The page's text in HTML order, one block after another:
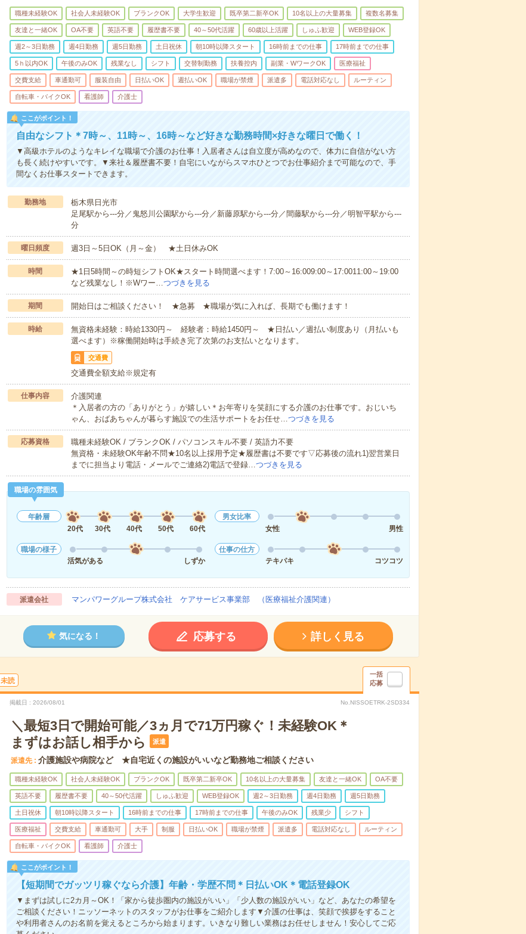
職種未経験OK 社会人未経験OK ブランクOK 大学生歓迎 既卒第二新卒OK 10名以上の大量募集 複数名募集
友達と一緒OK OA不要 英語不要 履歴書不要 40～50代活躍 60歳以上活躍 しゅふ歓迎 WEB登録OK
週2～3日勤務 週4日勤務 週5日勤務 土日祝休 朝10時以降スタート 16時前までの仕事 17時前までの仕事
5ｈ以内OK 午後のみOK 残業なし シフト 交替制勤務 扶養控内 副業・WワークOK 医療福祉
交費支給 車通勤可 服装自由 日払いOK 週払いOK 職場が禁煙 派遣多 電話対応なし ルーティン
自転車・バイクOK 看護師 介護士
ここがポイント！
自由なシフト＊7時～、11時～、16時～など好きな勤務時間×好きな曜日で働く！
▼高級ホテルのようなキレイな職場で介護のお仕事！入居者さんは自立度が高めなので、体力に自信がない方
も長く続けやすいです。▼来社＆履歴書不要！自宅にいながらスマホひとつでお仕事紹介まで可能なので、手
間なくお仕事スタートできます。
勤務地
栃木県日光市
足尾駅から---分／鬼怒川公園駅から---分／新藤原駅から---分／間藤駅から---分／明智平駅から---
分
曜日頻度 週3日～5日OK（月～金） ★土日休みOK
時間
★1日5時間～の時短シフトOK★スタート時間選べます！7:00～16:009:00～17:0011:00～19:00
など残業なし！※Wワー…つづきを見る
期間 開始日はご相談ください！ ★急募 ★職場が気に入れば、長期でも働けます！
時給
無資格未経験：時給1330円～ 経験者：時給1450円～ ★日払い／週払い制度あり（月払いも
選べます）※稼働開始時は手続き完了次第のお支払いとなります。
交通費
交通費全額支給※規定有
仕事内容
介護関連
＊入居者の方の「ありがとう」が嬉しい＊お年寄りを笑顔にする介護のお仕事です。おじいち
ゃん、おばあちゃんが暮らす施設での生活サポートをお任せ…つづきを見る
応募資格
職種未経験OK / ブランクOK / パソコンスキル不要 / 英語力不要
無資格・未経験OK年齢不問★10名以上採用予定★履歴書は不要です▽応募後の流れ1)翌営業日
までに担当より電話・メールでご連絡2)電話で登録…つづきを見る
職場の雰囲気
年齢層
20代
30代 40代 50代 60代
男女比率
女性
男性
職場の様子
活気がある
しずか
仕事の仕方
テキパキ
コツコツ
派遣会社 マンパワーグループ株式会社 ケアサービス事業部 （医療福祉介護関連）
気になる！ 応募する 詳しく見る
未読
一括
応募
掲載日 2026/08/01 No.NISSOETRK-2SD334
＼最短3日で開始可能／3ヵ月で71万円稼ぐ！未経験OK＊
まずはお話し相手から
派遣
派遣先 介護施設や病院など ★自宅近くの施設がいいなど勤務地ご相談ください
職種未経験OK 社会人未経験OK ブランクOK 既卒第二新卒OK 10名以上の大量募集 友達と一緒OK OA不要
英語不要 履歴書不要 40～50代活躍 しゅふ歓迎 WEB登録OK 週2～3日勤務 週4日勤務 週5日勤務
土日祝休 朝10時以降スタート 16時前までの仕事 17時前までの仕事 午後のみOK 残業少 シフト
医療福祉 交費支給 車通勤可 大手 制服 日払いOK 職場が禁煙 派遣多 電話対応なし ルーティン
自転車・バイクOK 看護師 介護士
ここがポイント！
【短期間でガッツリ稼ぐなら介護】年齢・学歴不問＊日払いOK＊電話登録OK
▼まずは試しに2カ月～OK！「家から徒歩圏内の施設がいい」「少人数の施設がいい」など、あなたの希望を
ご相談ください！ニッソーネットのスタッフがお仕事をご紹介します▼介護の仕事は、笑顔で挨拶をすること
や利用者さんのお名前を覚えるところから始まります。いきなり難しい業務はお任せしません！安心してご応